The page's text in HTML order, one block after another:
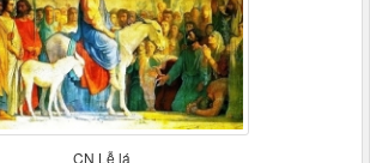
CN Lễ lá